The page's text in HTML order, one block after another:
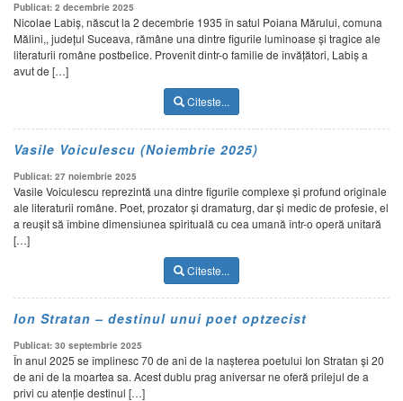
Publicat: 2 decembrie 2025
Nicolae Labiș, născut la 2 decembrie 1935 în satul Poiana Mărului, comuna
Mălini,, județul Suceava, rămâne una dintre figurile luminoase și tragice ale
literaturii române postbelice. Provenit dintr-o familie de învățători, Labiș a
avut de […]
Citeste...
Vasile Voiculescu (Noiembrie 2025)
Publicat: 27 noiembrie 2025
Vasile Voiculescu reprezintă una dintre figurile complexe și profund originale
ale literaturii române. Poet, prozator și dramaturg, dar și medic de profesie, el
a reușit să îmbine dimensiunea spirituală cu cea umană într-o operă unitară
[…]
Citeste...
Ion Stratan – destinul unui poet optzecist
Publicat: 30 septembrie 2025
În anul 2025 se împlinesc 70 de ani de la nașterea poetului Ion Stratan și 20
de ani de la moartea sa. Acest dublu prag aniversar ne oferă prilejul de a
privi cu atenție destinul […]